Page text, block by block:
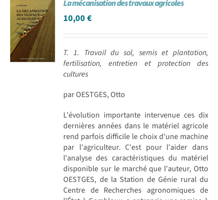
La mécanisation des travaux agricoles
10,00€
T. 1. Travail du sol, semis et plantation,
fertilisation, entretien et protection des
cultures
par OESTGES, Otto
L'évolution importante intervenue ces dix
dernières années dans le matériel agricole
rend parfois difficile le choix d'une machine
par l'agriculteur. C'est pour l'aider dans
l'analyse des caractéristiques du matériel
disponible sur le marché que l'auteur, Otto
OESTGES, de la Station de Génie rural du
Centre de Recherches agronomiques de